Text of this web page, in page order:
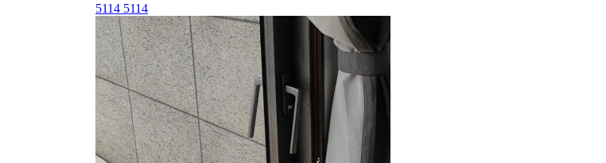
5114 5114